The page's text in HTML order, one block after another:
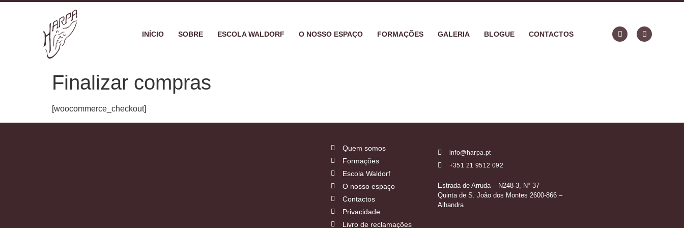
INÍCIO SOBRE ESCOLA WALDORF O NOSSO ESPAÇO FORMAÇÕES GALERIA BLOGUE CONTACTOS
Finalizar compras
[woocommerce_checkout]
Quem somos
Formações
Escola Waldorf
O nosso espaço
Contactos
Privacidade
Livro de reclamações
info@harpa.pt
+351 21 9512 092
Estrada de Arruda – N248-3, Nº 37
Quinta de S. João dos Montes 2600-866 –
Alhandra